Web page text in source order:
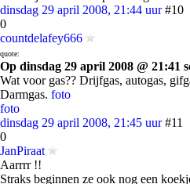
dinsdag 29 april 2008, 21:44 uur #10
0
countdelafey666
quote:
Op dinsdag 29 april 2008 @ 21:41
Wat voor gas?? Drijfgas, autogas,
Darmgas. foto
foto
dinsdag 29 april 2008, 21:45 uur #11
0
JanPiraat
Aarrrr !!
Straks beginnen ze ook nog een